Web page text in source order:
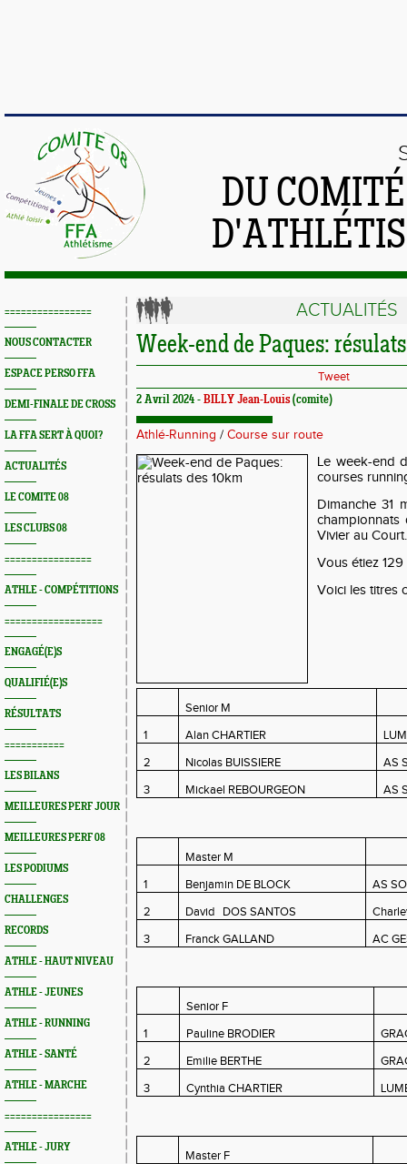
DU
================
NOUS CONTACTER
ESPACE PERSO FFA
DEMI-FINALE DE CROSS
LA FFA SERT À QUOI?
ACTUALITÉS
LE COMITE 08
LES CLUBS 08
================
ATHLE - COMPÉTITIONS
==================
ENGAGÉ(E)S
QUALIFIÉ(E)S
RÉSULTATS
===========
LES BILANS
MEILLEURES PERF JOUR
MEILLEURES PERF 08
LES PODIUMS
CHALLENGES
RECORDS
ATHLE - HAUT NIVEAU
ATHLE - JEUNES
ATHLE - RUNNING
ATHLE - SANTÉ
ATHLE - MARCHE
================
ATHLE - JURY
ACTUALITÉS
Week-end de Paques:
Tweet
2 Avril 2024 - BILLY Jean-Louis(comite)
Athlé-Running / Course sur route
Le week-end
courses
Dimanche 31
championnats
Vivier au Court.
Vous étiez
Voici les titres
Senior M
1
Alan CHARTIER
2
Nicolas BUISSIERE
AS
3
Mickael REBOURGEON AS
Master M
1
Benjamin DE BLOCK
AS
2
David DOS SANTOS
3
Franck GALLAND AC
Senior F
1
Pauline BRODIER
2
Emilie BERTHE
3
Cynthia CHARTIER
Master F